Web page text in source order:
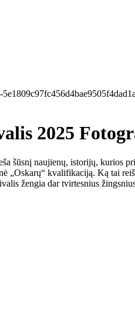
2025
šūsnį naujienų, istorijų, kurios
„Oskarų“ kvalifikaciją. Ką tai
žengia dar tvirtesnius